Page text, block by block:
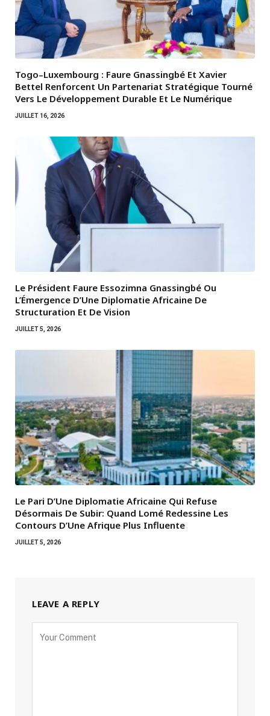
Togo–Luxembourg : Faure Gnassingbé Et Xavier
Bettel Renforcent Un Partenariat Stratégique Tourné
Vers Le Développement Durable Et Le Numérique
JUILLET 16, 2026
Le Président Faure Essozimna Gnassingbé Ou
L’Émergence D’Une Diplomatie Africaine De
Structuration Et De Vision
JUILLET 5, 2026
Le Pari D’Une Diplomatie Africaine Qui Refuse
Désormais De Subir: Quand Lomé Redessine Les
Contours D’Une Afrique Plus Influente
JUILLET 5, 2026
LEAVE A REPLY